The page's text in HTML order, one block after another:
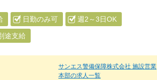
日勤のみ可 週2～3日OK
途支給
サンエス警備保障株式会社 施設営業
本部の求人一覧